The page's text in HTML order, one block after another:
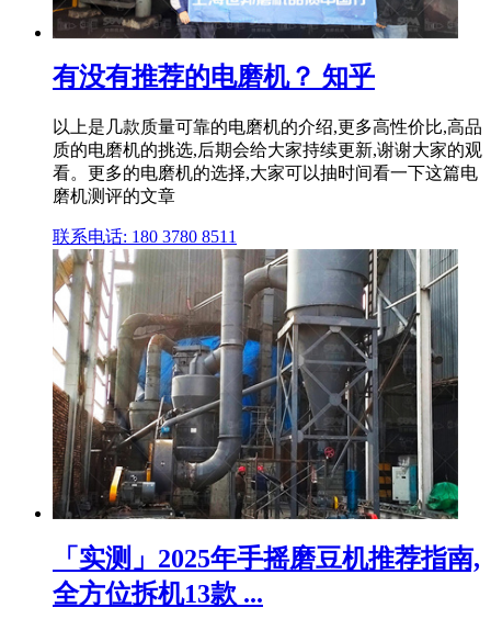
有没有推荐的电磨机？ 知乎
以上是几款质量可靠的电磨机的介绍,更多高性价比,高品
质的电磨机的挑选,后期会给大家持续更新,谢谢大家的观
看。更多的电磨机的选择,大家可以抽时间看一下这篇电
磨机测评的文章
联系电话: 180 3780 8511
「实测」2025年手摇磨豆机推荐指南,
全方位拆机13款 ...